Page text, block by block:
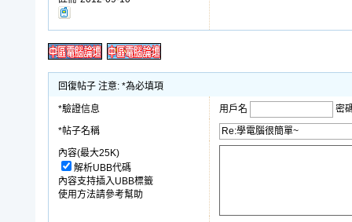
回復帖子 注意: *為必填項
*驗證信息 用戶名
密
*帖子名稱
內容(最大25K)
解析UBB代碼
內容支持插入UBB標籤
使用方法請參考幫助